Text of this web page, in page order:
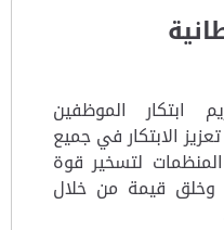
ابتكار الموظفين
الابتكار في جميع
لتسخير قوة
وخلق قيمة من خلال